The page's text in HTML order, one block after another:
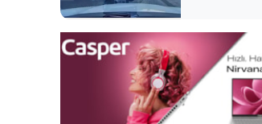
belli oldu